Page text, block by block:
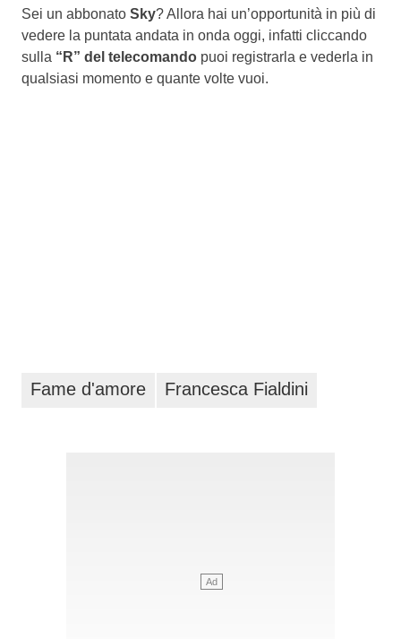
Sei un abbonato Sky? Allora hai un’opportunità in più di
vedere la puntata andata in onda oggi, infatti cliccando
sulla “R” del telecomando puoi registrarla e vederla in
qualsiasi momento e quante volte vuoi.
Fame d'amore Francesca Fialdini